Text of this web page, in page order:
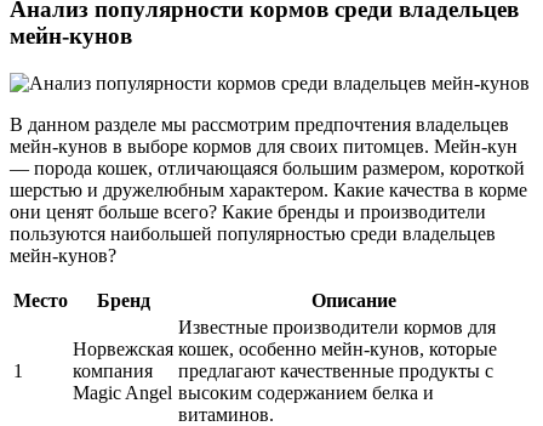
Анализ популярности кормов среди владельцев
мейн-кунов
В данном разделе мы рассмотрим предпочтения владельцев
мейн-кунов в выборе кормов для своих питомцев. Мейн-кун
— порода кошек, отличающаяся большим размером, короткой
шерстью и дружелюбным характером. Какие качества в корме
они ценят больше всего? Какие бренды и производители
пользуются наибольшей популярностью среди владельцев
мейн-кунов?
Место Бренд Описание
1
Норвежская
компания
Magic Angel
Известные производители кормов для
кошек, особенно мейн-кунов, которые
предлагают качественные продукты с
высоким содержанием белка и
витаминов.